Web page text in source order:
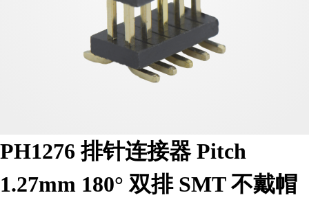
PH1276 排针连接器 Pitch
1.27mm 180° 双排 SMT 不戴帽